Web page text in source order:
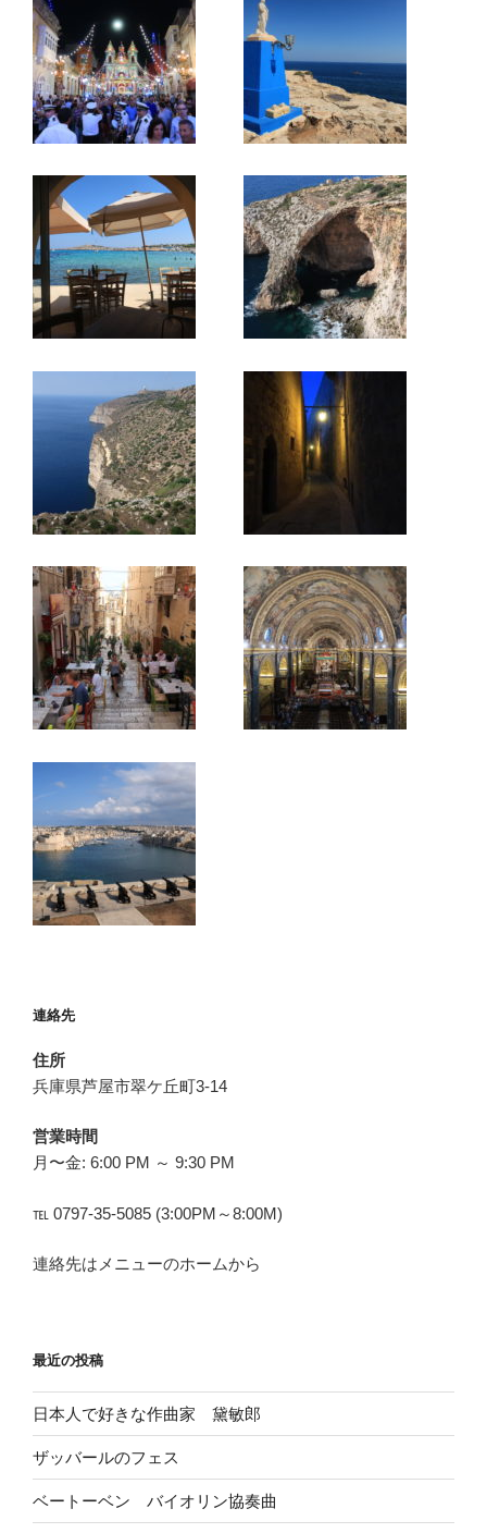
連絡先
住所
兵庫県芦屋市翠ケ丘町3-14
営業時間
月〜金: 6:00 PM ～ 9:30 PM
℡ 0797-35-5085 (3:00PM～8:00M)
連絡先はメニューのホームから
最近の投稿
日本人で好きな作曲家 黛敏郎
ザッバールのフェス
ベートーベン バイオリン協奏曲